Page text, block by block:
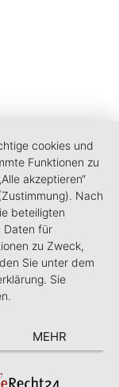
cookies und
Funktionen zu
akzeptieren“
Nach
beteiligten
Daten für
zu Zweck,
Sie unter dem
Sie
MEHR